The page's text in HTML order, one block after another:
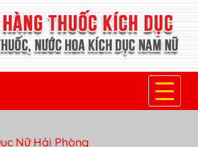
Nữ Hải Phòng